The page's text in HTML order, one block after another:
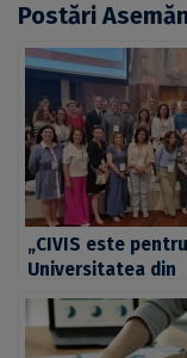
Postări
„CIVIS este pentru
Universitatea din
București ceea ce
este Uniunea
Europeană este